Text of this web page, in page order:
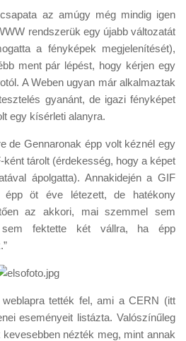
az amúgy még mindig igen
rendszerük egy újabb változatát
a fényképek megjelenítését),
ment pár lépést, hogy kérjen egy
A Weben ugyan már alkalmaztak
gyanánt, de igazi fényképet
egy kísérleti alanyra.
de Gennaronak épp volt kéznél egy
ként tárolt (érdekesség, hogy a képet
ápolgatta). Annakidején a GIF
öt éve létezett, de hatékony
az akkori, mai szemmel sem
sem fektette két vállra, ha épp
tették fel, ami a CERN (itt
eseményeit listázta. Valószínűleg
kevesebben nézték meg, mint annak